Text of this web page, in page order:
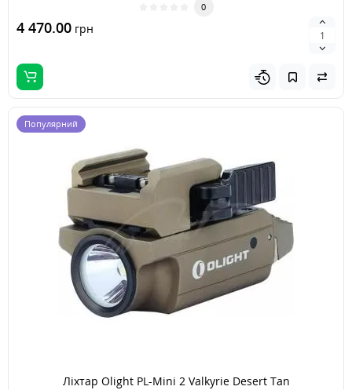
0
4 470.00 грн
Популярний
Ліхтар Olight PL-Mini 2 Valkyrie Desert Tan